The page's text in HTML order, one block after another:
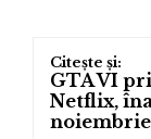
GTA VI
Netflix,
noiembrie